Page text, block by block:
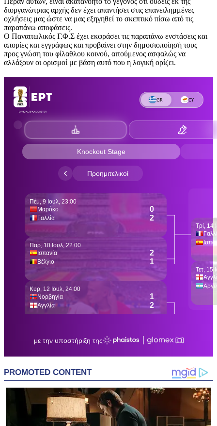
διοργανώτριας αρχής δεν έχει απαντήσει στις επανειλημμένες
οχλήσεις μας ώστε να μας εξηγηθεί το σκεπτικό πίσω από τις
παραπάνω αποφάσεις.
Ο Παναιτωλικός Γ.Φ.Σ έχει εκφράσει τις παραπάνω ενστάσεις και
απορίες και εγγράφως και προβαίνει στην δημοσιοποίησή τους
προς γνώση του φίλαθλου κοινού, αιτούμενος ασφαλώς να
αλλάξουν οι ορισμοί με βάση αυτό που η λογική ορίζει.